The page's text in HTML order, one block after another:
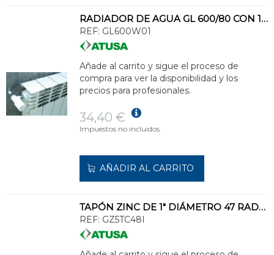
RADIADOR DE AGUA GL 600/80 CON 1 ELEMENTO 690x80x95mm 145-185W ALUMINIO BLANCO
REF: GL600W01
Añade al carrito y sigue el proceso de
compra para ver la disponibilidad y los
precios para profesionales.
34,40 €
Impuestos no incluidos.
AÑADIR AL CARRITO
TAPÓN ZINC DE 1" DIÁMETRO 47 RADIADOR CHAPA O FUNDICIÓN IZQUIERDA
REF: GZ5TC48I